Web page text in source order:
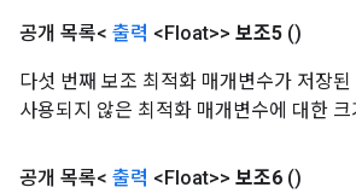
공개 목록< 출력 <Float>> 보조5 ()
다섯 번째 보조 최적화 매개변수가 저장
사용되지 않은 최적화 매개변수에 대한
공개 목록< 출력 <Float>> 보조6 ()